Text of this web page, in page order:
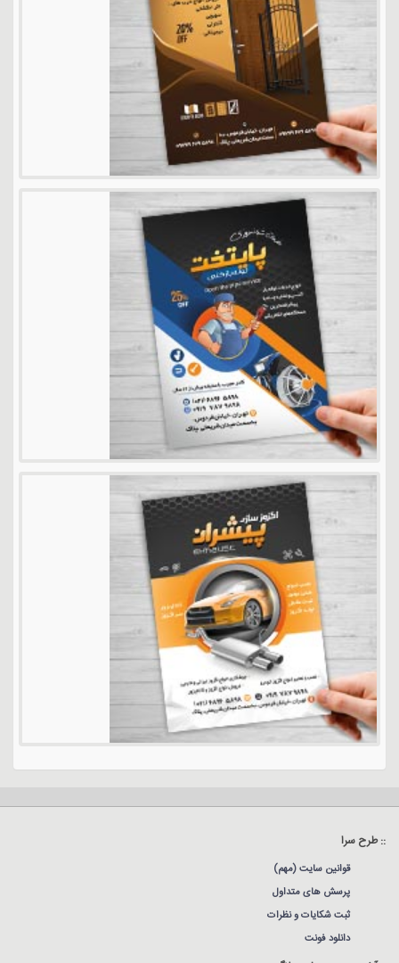
:: طرح سرا
قوانین سایت (مهم)
پرسش های متداول
ثبت شکایات و نظرات
دانلود فونت